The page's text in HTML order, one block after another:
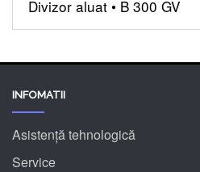
Divizor aluat • B 300 GV
INFOMATII
Asistență tehnologică
Service